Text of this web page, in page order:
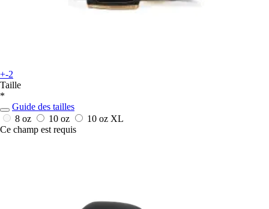
+-2
Taille
*
Guide des tailles
8 oz
10 oz
10 oz XL
Ce champ est requis